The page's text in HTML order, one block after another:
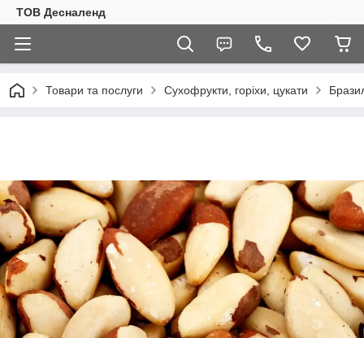
ТОВ Десналенд
Товари та послуги Сухофрукти, горіхи, цукати